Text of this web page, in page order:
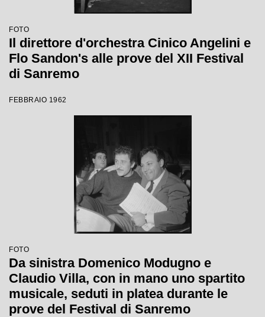
FOTO
Il direttore d'orchestra Cinico Angelini e
Flo Sandon's alle prove del XII Festival
di Sanremo
FEBBRAIO 1962
FOTO
Da sinistra Domenico Modugno e
Claudio Villa, con in mano uno spartito
musicale, seduti in platea durante le
prove del Festival di Sanremo